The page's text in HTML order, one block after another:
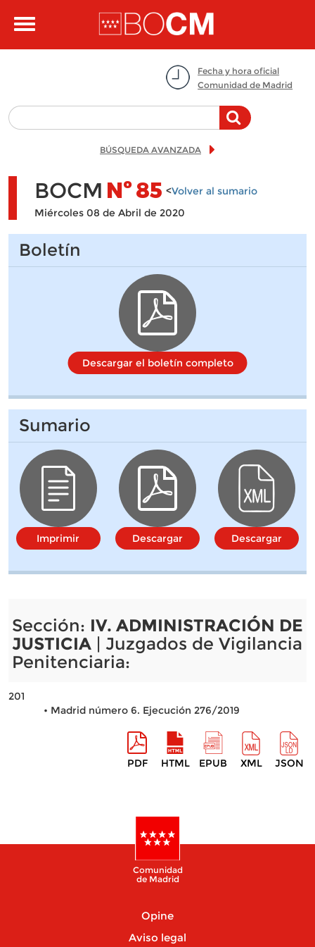
Toggle
Fecha y hora oficial
Comunidad de Madrid
BÚSQUEDA AVANZADA
BOCM Nº85 <Volver al sumario
Miércoles 08 de Abril de 2020
Boletín
Descargar el boletín completo
Sumario
Imprimir Descargar Descargar
Sección: IV. ADMINISTRACIÓN DE
JUSTICIA| Juzgados de Vigilancia
Penitenciaria:
201
• Madrid número 6. Ejecución 276/2019
PDF HTML EPUB XML JSON
Comunidad
de Madrid
Opine
Aviso legal